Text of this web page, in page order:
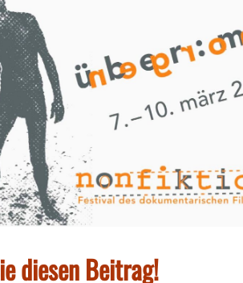
diesen Beitrag!